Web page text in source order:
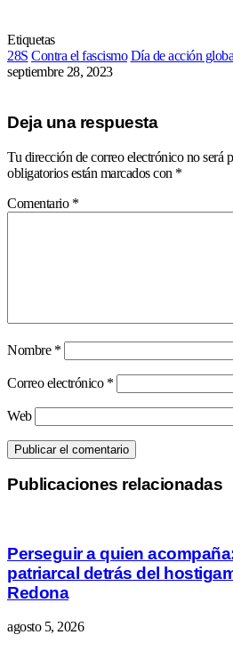
Etiquetas
28S Contra el fascismo Día de acción
septiembre 28, 2023
Deja una respuesta
Tu dirección de correo electrónico no será
obligatorios están marcados con *
Comentario *
Nombre *
Correo electrónico *
Web
Publicaciones relacionadas
Perseguir a quien
patriarcal detrás del
Redona
agosto 5, 2026